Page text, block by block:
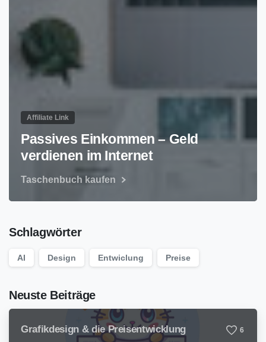
Affiliate Link
Passives Einkommen – Geld
verdienen im Internet
Taschenbuch kaufen
Schlagwörter
AI Design Entwiclung Preise
Neuste Beiträge
Grafikdesign & die Preisentwicklung 6